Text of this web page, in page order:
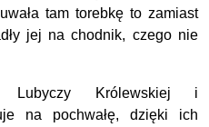
tam torebkę to zamiast
jej na chodnik, czego nie
Lubyczy Królewskiej i
na pochwałę, dzięki ich